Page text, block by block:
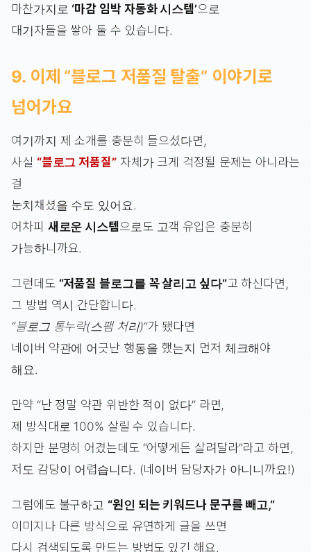
마찬가지로 ‘마감 임박 자동화 시스템’으로
대기자들을 쌓아 둘 수 있습니다.
9. 이제 “블로그 저품질 탈출” 이야기로
넘어가요
여기까지 제 소개를 충분히 들으셨다면,
사실 “블로그 저품질”자체가 크게 걱정될 문제는 아니라는
걸
눈치채셨을 수도 있어요.
어차피 새로운 시스템으로도 고객 유입은 충분히
가능하니까요.
그런데도 “저품질 블로그를 꼭 살리고 싶다”고 하신다면,
그 방법 역시 간단합니다.
“블로그 통누락(스팸 처리)”가 됐다면
네이버 약관에 어긋난 행동을 했는지 먼저 체크해야
해요.
만약 “난 정말 약관 위반한 적이 없다” 라면,
제 방식대로 100% 살릴 수 있습니다.
하지만 분명히 어겼는데도 “어떻게든 살려달라”라고 하면,
저도 감당이 어렵습니다. (네이버 담당자가 아니니까요!)
그럼에도 불구하고 “원인 되는 키워드나 문구를 빼고,”
이미지나 다른 방식으로 유연하게 글을 쓰면
다시 검색되도록 만드는 방법도 있긴 해요.